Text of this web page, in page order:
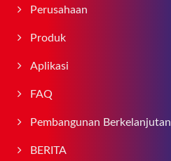
Perusahaan
Produk
Aplikasi
FAQ
Pembangunan Berkelanjutan
BERITA